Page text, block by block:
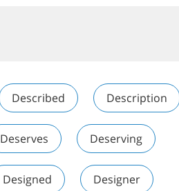
Described Description
Deserves Deserving
Designed Designer